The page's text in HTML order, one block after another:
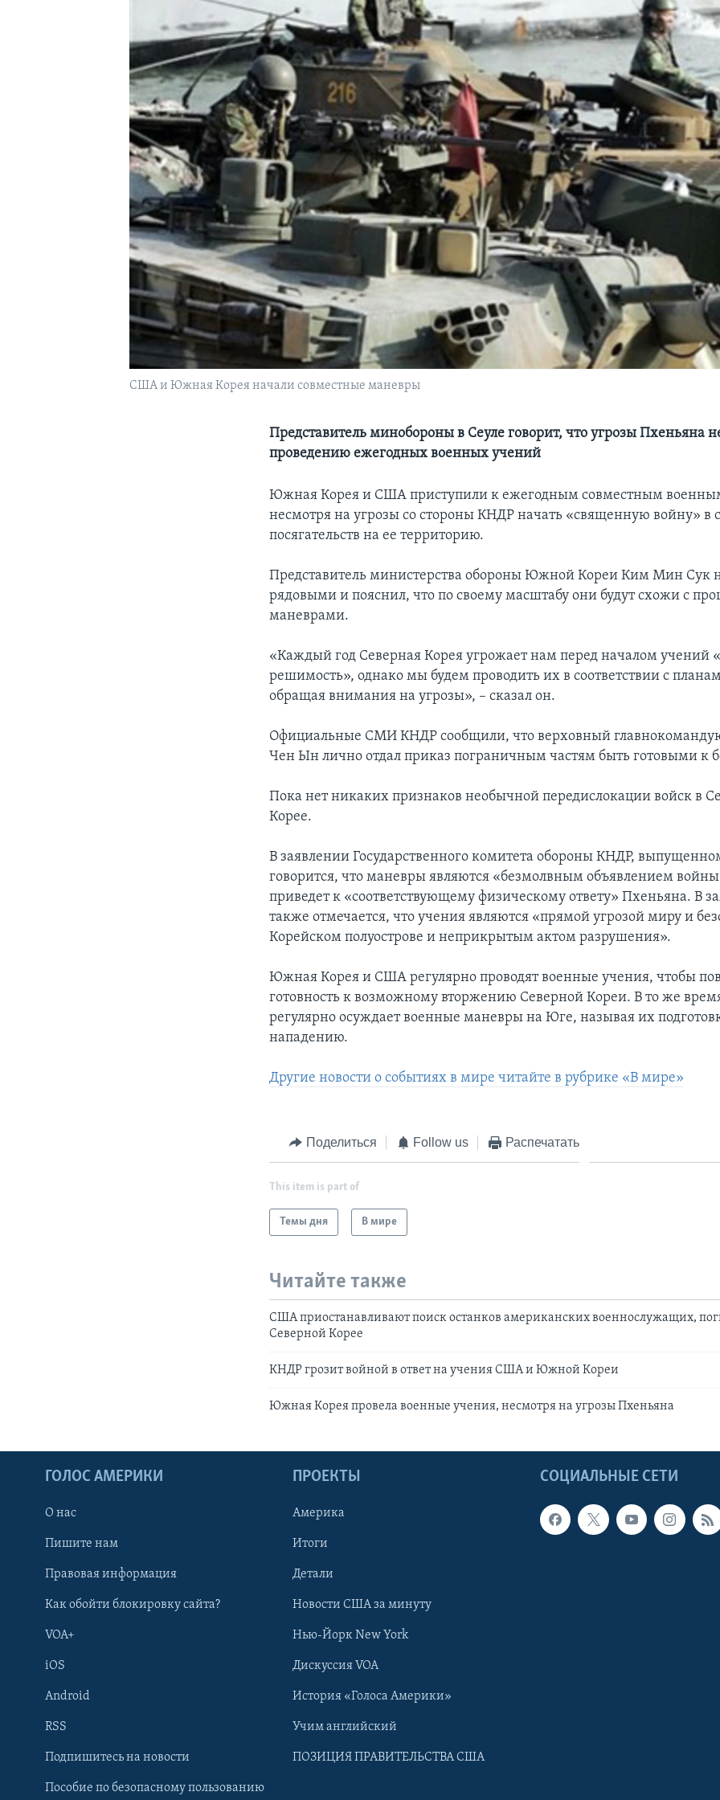
Learning English
США и Южная Корея начали совместные маневры
Представитель минобороны в Сеуле говорит, что угрозы Пхеньяна
проведению ежегодных военных учений
Южная Корея и США приступили к ежегодным совместным
несмотря на угрозы со стороны КНДР начать «священную войну» в
посягательств на ее территорию.
Представитель министерства обороны Южной Кореи Ким Мин Сук
рядовыми и пояснил, что по своему масштабу они будут схожи с
маневрами.
«Каждый год Северная Корея угрожает нам перед началом учений
решимость», однако мы будем проводить их в соответствии с
обращая внимания на угрозы», – сказал он.
Официальные СМИ КНДР сообщили, что верховный
Чен Ын лично отдал приказ пограничным частям быть готовыми к
Пока нет никаких признаков необычной передислокации войск в
Корее.
В заявлении Государственного комитета обороны КНДР,
говорится, что маневры являются «безмолвным объявлением
приведет к «соответствующему физическому ответу» Пхеньяна. В
также отмечается, что учения являются «прямой угрозой миру и
Корейском полуострове и неприкрытым актом разрушения».
Южная Корея и США регулярно проводят военные учения, чтобы
готовность к возможному вторжению Северной Кореи. В то же
регулярно осуждает военные маневры на Юге, называя их
нападению.
Другие новости о событиях в мире читайте в рубрике «В мире»
Поделиться Follow us Распечатать
This item is part of
Темы дня В мире
Читайте также
США приостанавливают поиск останков американских военнослужащих,
Северной Корее
КНДР грозит войной в ответ на учения США и Южной Кореи
Южная Корея провела военные учения, несмотря на угрозы Пхеньяна
СОЦИАЛЬНЫЕ СЕТИ
ГОЛОС АМЕРИКИ
О нас
Пишите нам
Правовая информация
Как обойти блокировку сайта?
VOA+
iOS
Android
RSS
Подпишитесь на новости
Пособие по безопасному пользованию
ПРОЕКТЫ
Америка
Итоги
Детали
Новости США за минуту
Нью-Йорк New York
Дискуссия VOA
История «Голоса Америки»
Учим английский
ПОЗИЦИЯ ПРАВИТЕЛЬСТВА США